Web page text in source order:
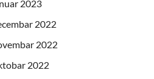
2023
2022
2022
2022